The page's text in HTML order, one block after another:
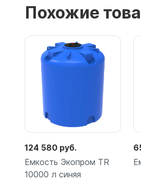
Похожие
124 580 руб.
Емкость Экопром TR
10000 л синяя